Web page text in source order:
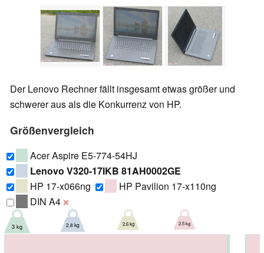
Der Lenovo Rechner fällt insgesamt etwas größer und
schwerer aus als die Konkurrenz von HP.
Größenvergleich
Acer Aspire E5-774-54HJ
Lenovo V320-17IKB 81AH0002GE
HP 17-x066ng
HP Pavilion 17-x110ng
DIN A4 ❌
3 kg 2.8 kg 2.6 kg 2.5 kg